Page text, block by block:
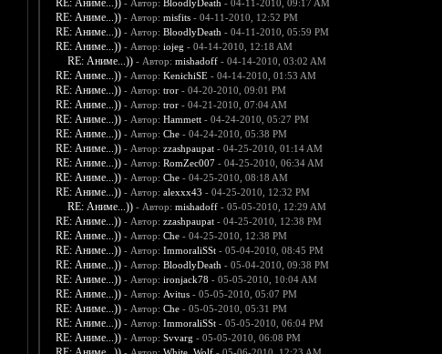
RE: Аниме...)) - Автор: BloodlyDeath - 04-11-2010, 09:17 AM
RE: Аниме...)) - Автор: misfits- 04-11-2010, 12:52 PM
RE: Аниме...)) - Автор: BloodlyDeath - 04-11-2010, 05:59 PM
RE: Аниме...)) - Автор: iojeg - 04-14-2010, 12:18 AM
RE: Аниме...)) - Автор: mishadoff- 04-14-2010, 03:02 AM
RE: Аниме...)) - Автор: KenichiSE- 04-14-2010, 01:53 AM
RE: Аниме...)) - Автор: tror- 04-20-2010, 09:01 PM
RE: Аниме...)) - Автор: tror- 04-21-2010, 07:04 AM
RE: Аниме...)) - Автор: Hammett- 04-24-2010, 05:27 PM
RE: Аниме...)) - Автор: Che- 04-24-2010, 05:38 PM
RE: Аниме...)) - Автор: zzashpaupat- 04-25-2010, 01:14 AM
RE: Аниме...)) - Автор: RomZec007- 04-25-2010, 06:34 AM
RE: Аниме...)) - Автор: Che- 04-25-2010, 08:18 AM
RE: Аниме...)) - Автор: alexxx43 - 04-25-2010, 12:32 PM
RE: Аниме...)) - Автор: mishadoff- 05-05-2010, 12:29 AM
RE: Аниме...)) - Автор: zzashpaupat- 04-25-2010, 12:38 PM
RE: Аниме...)) - Автор: Che- 04-25-2010, 12:38 PM
RE: Аниме...)) - Автор: ImmoraliSSt- 05-04-2010, 08:45 PM
RE: Аниме...)) - Автор: BloodlyDeath - 05-04-2010, 09:38 PM
RE: Аниме...)) - Автор: ironjack78 - 05-05-2010, 10:04 AM
RE: Аниме...)) - Автор: Avitus- 05-05-2010, 05:07 PM
RE: Аниме...)) - Автор: Che- 05-05-2010, 05:31 PM
RE: Аниме...)) - Автор: ImmoraliSSt- 05-05-2010, 06:04 PM
RE: Аниме...)) - Автор: Svvarg - 05-05-2010, 06:08 PM